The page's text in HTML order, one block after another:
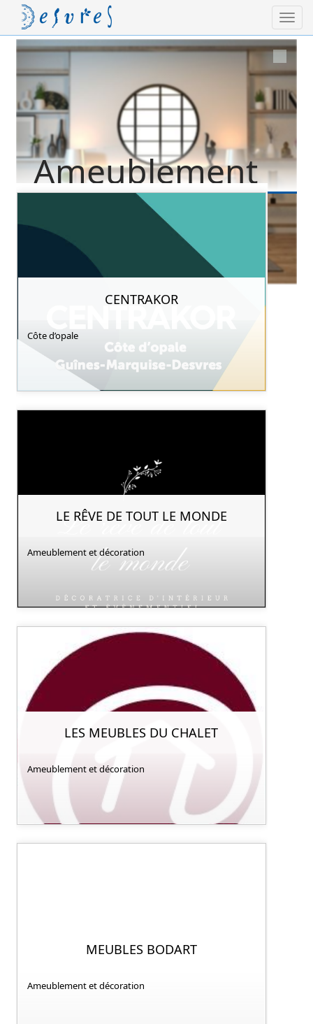
Ameublement
CENTRAKOR
Côte d’opale
LE RÊVE DE TOUT LE MONDE
Ameublement et décoration
LES MEUBLES DU CHALET
Ameublement et décoration
MEUBLES BODART
Ameublement et décoration